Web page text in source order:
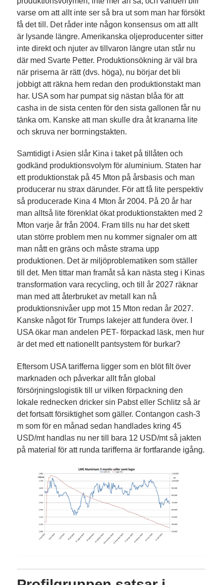
varse om att allt inte ser så bra ut som man har försökt
få det till. Det råder inte någon konsensus om att allt
är lysande längre. Amerikanska oljeproducenter sitter
inte direkt och njuter av tillvaron längre utan står nu
där med Svarte Petter. Produktionsökning är väl bra
när priserna är rätt (dvs. höga), nu börjar det bli
jobbigt att räkna hem redan den produktionstakt man
har. USA som har pumpat sig nästan blåa för att
casha in de sista centen för den sista gallonen får nu
tänka om. Kanske att man skulle dra åt kranarna lite
och skruva ner borrningstakten.
Samtidigt i Asien slår Kina i taket på tillåten och
godkänd produktionsvolym för aluminium. Staten har
ett produktionstak på 45 Mton på årsbasis och man
producerar nu strax därunder. För att få lite perspektiv
så producerade Kina 4 Mton år 2004. På 20 år har
man alltså lite förenklat ökat produktionstakten med 2
Mton varje år från 2004. Fram tills nu har det skett
utan större problem men nu kommer signaler om att
man nått en gräns och måste strama upp
produktionen. Det är miljöproblematiken som ställer
till det. Men tittar man framåt så kan nästa steg i Kinas
transformation vara recycling, och till år 2027 räknar
man med att återbruket av metall kan nå
produktionsnivåer upp mot 15 Mton redan år 2027.
Kanske något för Trumps lakejer att fundera över. I
USA ökar man andelen PET- förpackad läsk, men hur
är det med ett nationellt pantsystem för burkar?
Eftersom USA tarifferna ligger som en blöt filt över
marknaden och påverkar allt från global
försörjningslogistik till ur vilken förpackning den
lokale rednecken dricker sin Pabst eller Schlitz så är
det fortsatt försiktighet som gäller. Contangon cash-3
m som för en månad sedan handlades kring 45
USD/mt handlas nu ner till bara 12 USD/mt så jakten
på material för att runda tarifferna är fortfarande igång.